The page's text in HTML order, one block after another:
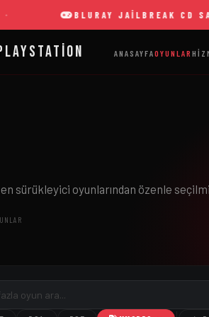
BLURAY JAILBREAK CD SATIŞI
ANASAYFAOYUNLAR
en sürükleyici oyunlarından özenle